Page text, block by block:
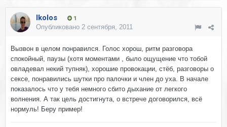
Ikolos 1
Опубликовано 2 сентября, 2011
Вызвон в целом понравился. Голос хорош, ритм разговора
спокойный, паузы (хотя моментами , было ощущение что тобой
овладевал некий тупняк), хорошие провокации, стёб, разговоры о
сексе, понравились шутки про палочки и член до уха. В начале
показалось что у тебя немного сбито дыхание от легкого
волнения. А так цель достигнута, о встрече договорился, всё
нормуль! Беру пример!